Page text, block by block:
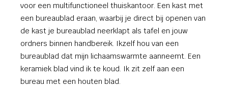
voor een multifunctioneel thuiskantoor. Een kast met
een bureaublad eraan, waarbij je direct bij openen van
de kast je bureaublad neerklapt als tafel en jouw
ordners binnen handbereik. Ikzelf hou van een
bureaublad dat mijn lichaamswarmte aanneemt. Een
keramiek blad vind ik te koud. Ik zit zelf aan een
bureau met een houten blad.